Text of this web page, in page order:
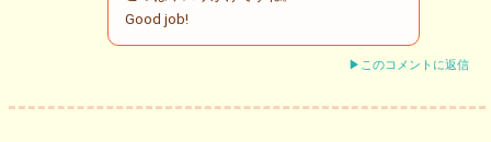
Good job!
▶このコメントに返信